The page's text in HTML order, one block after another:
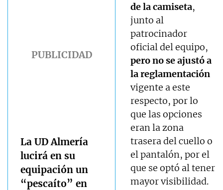
La UD Almería
lucirá en su
equipación un
“pescaíto” en
de la camiseta,
junto al
patrocinador
oficial del equipo,
pero no se ajustó a
la reglamentación
vigente a este
respecto, por lo
que las opciones
eran la zona
trasera del cuello o
el pantalón, por el
que se optó al tener
mayor visibilidad.